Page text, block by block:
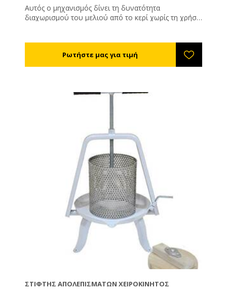
Αυτός ο μηχανισμός δίνει τη δυνατότητα
διαχωρισμού του μελιού από το κερί χωρίς τη χρήση
απολεπίσματα πέφτουν κάτω από μια σχάρα
ασφαλείας σε έναν ατέρμονα κοχλία, προωθούνται
το κερί. Στο τέλος του σωλήνα στίψης υπάρχει το
ΣΤΊΦΤΗΣ ΑΠΟΛΕΠΙΣΜΆΤΩΝ ΧΕΙΡΟΚΊΝΗΤΟΣ